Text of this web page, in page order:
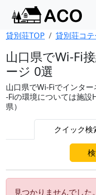
貸別荘TOP 貸別荘コ
山口県でWi-Fi
ージ 0選
山口県でWi-Fiでインタ
-Fiの環境については施設
県）
クイック検
見つかりませんでし